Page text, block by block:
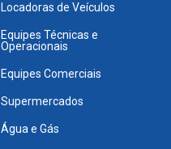
Locadoras de Veículos
Equipes Técnicas e
Operacionais
Equipes Comerciais
Supermercados
Água e Gás